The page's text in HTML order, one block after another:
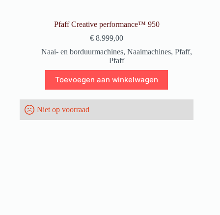
Pfaff Creative performance™ 950
€ 8.999,00
Naai- en borduurmachines, Naaimachines, Pfaff,
Pfaff
Toevoegen aan winkelwagen
Niet op voorraad